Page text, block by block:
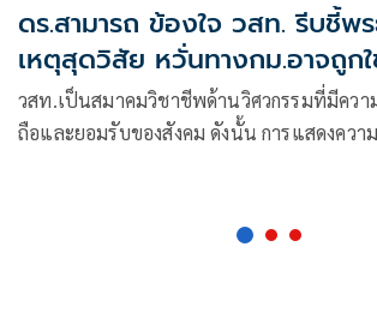
ดร.สามารถ ข้องใจ วสท. รีบชี้พ
เหตุสุดวิสัย หวั่นทางกม.อาจถูก
ความผิด
วสท.เป็นสมาคมวิชาชีพด้านวิศวกรรมที่มีคว
ถือและยอมรับของสังคม ดังนั้น การแสดงควา